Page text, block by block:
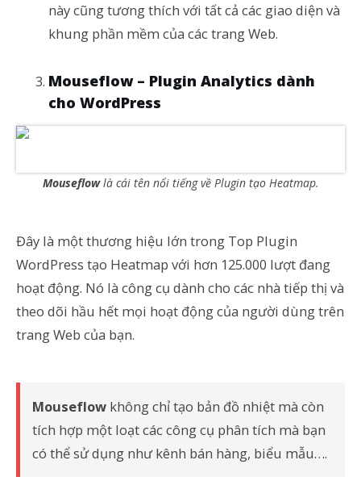
này cũng tương thích với tất cả các giao diện và
khung phần mềm của các trang Web.
Mouseflow – Plugin Analytics dành
cho WordPress
Mouseflowlà cái tên nổi tiếng về Plugin tạo Heatmap.
Đây là một thương hiệu lớn trong Top Plugin
WordPress tạo Heatmap với hơn 125.000 lượt đang
hoạt động. Nó là công cụ dành cho các nhà tiếp thị và
theo dõi hầu hết mọi hoạt động của người dùng trên
trang Web của bạn.
Mouseflow không chỉ tạo bản đồ nhiệt mà còn
tích hợp một loạt các công cụ phân tích mà bạn
có thể sử dụng như kênh bán hàng, biểu mẫu….